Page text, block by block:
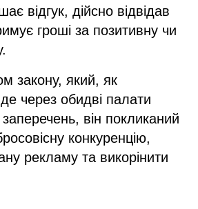
відгук, дійсно відвідав
гроші за позитивну чи
закону, який, як
через обидві палати
він покликаний
конкуренцію,
рекламу та викорінити